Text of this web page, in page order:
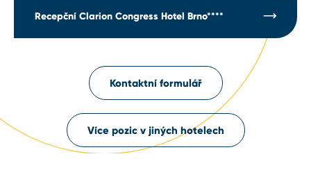
Recepční Clarion Congress Hotel Brno****
Kontaktní formulář
Více pozic v jiných hotelech